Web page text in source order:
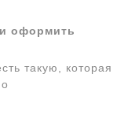
оформить
такую, которая